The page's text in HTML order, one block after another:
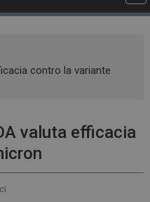
contro la variante
valuta efficacia